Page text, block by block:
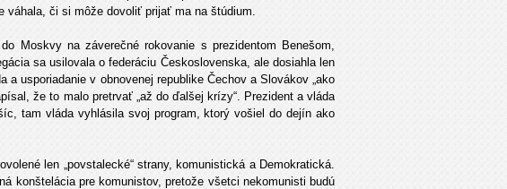
váhala, či si môže dovoliť prijať ma na štúdium.
Moskvy na záverečné rokovanie s prezidentom Benešom,
sa usilovala o federáciu Československa, ale dosiahla len
a usporiadanie v obnovenej republike Čechov a Slovákov „ako
že to malo pretrvať „až do ďalšej krízy“. Prezident a vláda
tam vláda vyhlásila svoj program, ktorý vošiel do dejín ako
len „povstalecké“ strany, komunistická a Demokratická.
konštelácia pre komunistov, pretože všetci nekomunisti budú